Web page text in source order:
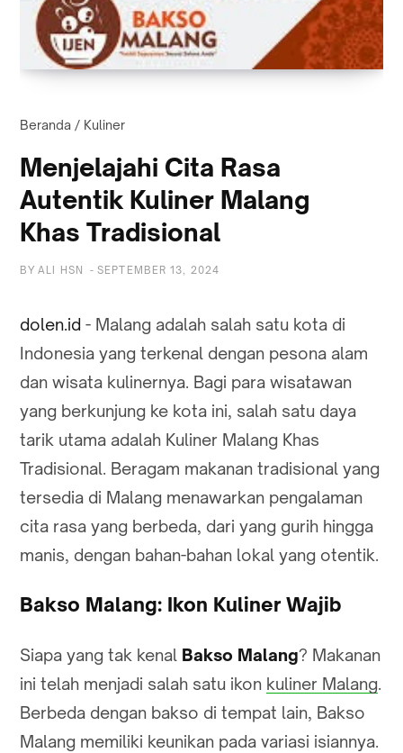
Beranda / Kuliner
Menjelajahi Cita Rasa
Autentik Kuliner Malang
Khas Tradisional
BY ALI HSN - SEPTEMBER 13, 2024
dolen.id - Malang adalah salah satu kota di
Indonesia yang terkenal dengan pesona alam
dan wisata kulinernya. Bagi para wisatawan
yang berkunjung ke kota ini, salah satu daya
tarik utama adalah Kuliner Malang Khas
Tradisional. Beragam makanan tradisional yang
tersedia di Malang menawarkan pengalaman
cita rasa yang berbeda, dari yang gurih hingga
manis, dengan bahan-bahan lokal yang otentik.
Bakso Malang: Ikon Kuliner Wajib
Siapa yang tak kenal Bakso Malang? Makanan
ini telah menjadi salah satu ikon kuliner Malang.
Berbeda dengan bakso di tempat lain, Bakso
Malang memiliki keunikan pada variasi isiannya.